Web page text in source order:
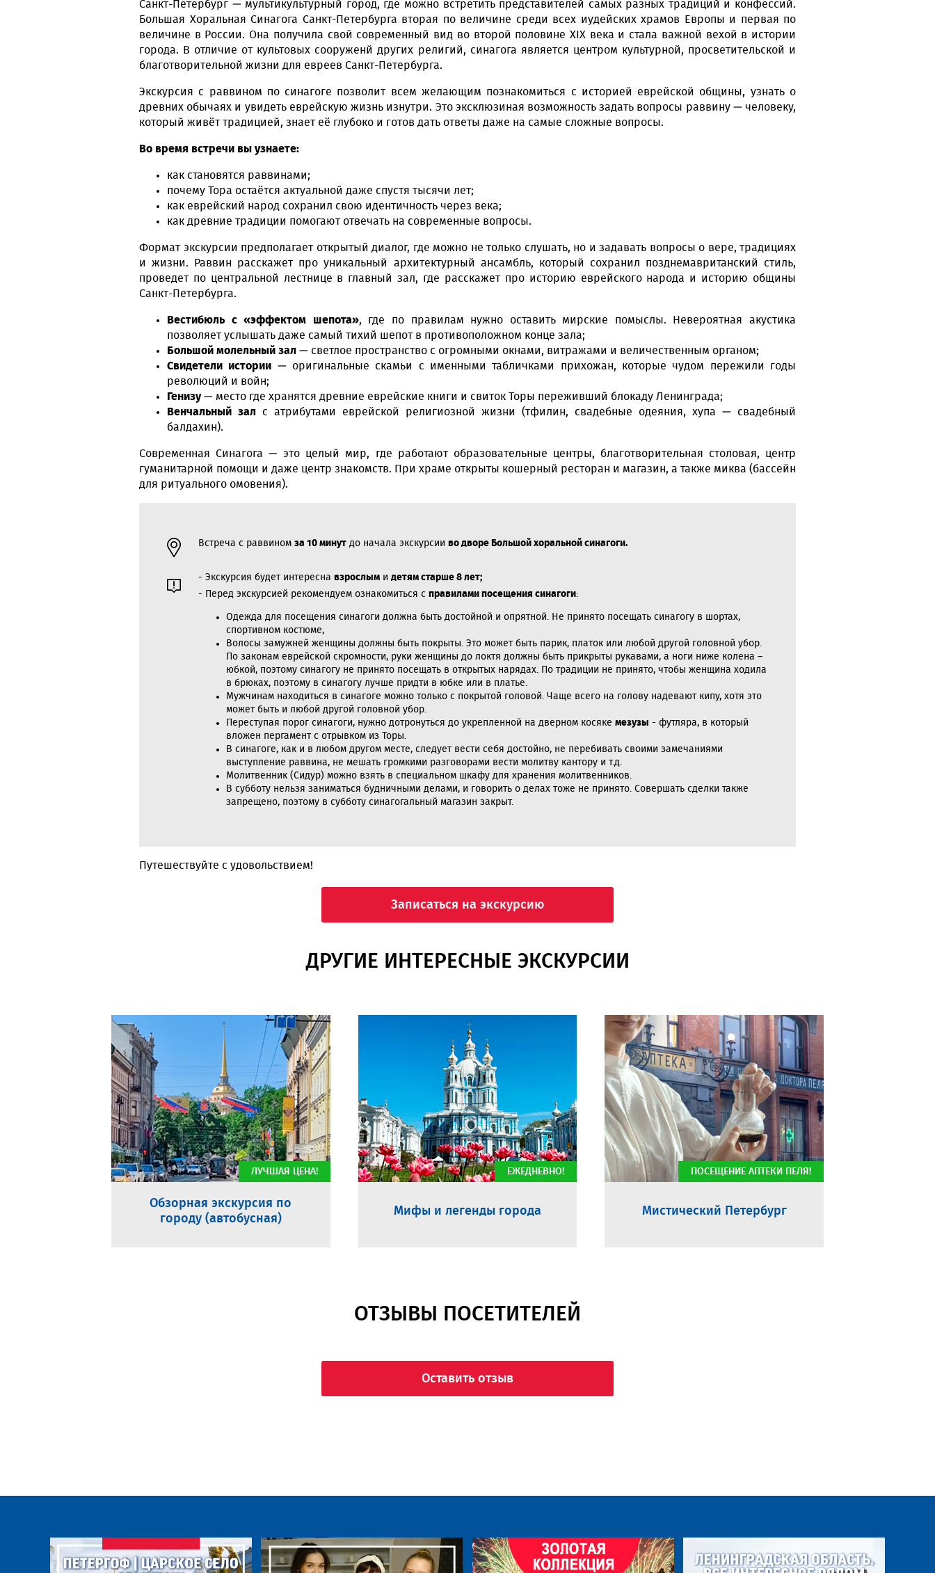
Санкт-Петербург — мультикультурный город, где можно встретить представителей самых разных традиций и конфессий.
Большая Хоральная Синагога Санкт-Петербурга вторая по величине среди всех иудейских храмов Европы и первая по
величине в России. Она получила свой современный вид во второй половине XIX века и стала важной вехой в истории
города. В отличие от культовых сооруженй других религий, синагога является центром культурной, просветительской и
благотворительной жизни для евреев Санкт-Петербурга.
Экскурсия с раввином по синагоге позволит всем желающим познакомиться с историей еврейской общины, узнать о
древних обычаях и увидеть еврейскую жизнь изнутри. Это эксклюзиная возможность задать вопросы раввину — человеку,
который живёт традицией, знает её глубоко и готов дать ответы даже на самые сложные вопросы.
Во время встречи вы узнаете:
как становятся раввинами;
почему Тора остаётся актуальной даже спустя тысячи лет;
как еврейский народ сохранил свою идентичность через века;
как древние традиции помогают отвечать на современные вопросы.
Формат экскурсии предполагает открытый диалог, где можно не только слушать, но и задавать вопросы о вере, традициях
и жизни. Раввин расскажет про уникальный архитектурный ансамбль, который сохранил позднемавританский стиль,
проведет по центральной лестнице в главный зал, где расскажет про историю еврейского народа и историю общины
Санкт-Петербурга.
Вестибюль с «эффектом шепота», где по правилам нужно оставить мирские помыслы. Невероятная акустика
позволяет услышать даже самый тихий шепот в противоположном конце зала;
Большой молельный зал — светлое пространство с огромными окнами, витражами и величественным органом;
Свидетели истории — оригинальные скамьи с именными табличками прихожан, которые чудом пережили годы
революций и войн;
Генизу— место где хранятся древние еврейские книги и свиток Торы переживший блокаду Ленинграда;
Венчальный зал с атрибутами еврейской религиозной жизни (тфилин, свадебные одеяния, хупа — свадебный
балдахин).
Современная Синагога — это целый мир, где работают образовательные центры, благотворительная столовая, центр
гуманитарной помощи и даже центр знакомств. При храме открыты кошерный ресторан и магазин, а также миква (бассейн
для ритуального омовения).
Встреча с раввином за 10 минут до начала экскурсии во дворе Большой хоральной синагоги.
- Экскурсия будет интересна взрослым и детям старше 8 лет;
- Перед экскурсией рекомендуем ознакомиться с правилами посещения синагоги:
Одежда для посещения синагоги должна быть достойной и опрятной. Не принято посещать синагогу в шортах,
спортивном костюме,
Волосы замужней женщины должны быть покрыты. Это может быть парик, платок или любой другой головной убор.
По законам еврейской скромности, руки женщины до локтя должны быть прикрыты рукавами, а ноги ниже колена –
юбкой, поэтому синагогу не принято посещать в открытых нарядах. По традиции не принято, чтобы женщина ходила
в брюках, поэтому в синагогу лучше придти в юбке или в платье.
Мужчинам находиться в синагоге можно только с покрытой головой. Чаще всего на голову надевают кипу, хотя это
может быть и любой другой головной убор.
Переступая порог синагоги, нужно дотронуться до укрепленной на дверном косяке мезузы - футляра, в который
вложен пергамент с отрывком из Торы.
В синагоге, как и в любом другом месте, следует вести себя достойно, не перебивать своими замечаниями
выступление раввина, не мешать громкими разговорами вести молитву кантору и т.д.
Молитвенник (Сидур) можно взять в специальном шкафу для хранения молитвенников.
В субботу нельзя заниматься будничными делами, и говорить о делах тоже не принято. Совершать сделки также
запрещено, поэтому в субботу синагогальный магазин закрыт.
Путешествуйте с удовольствием!
Записаться на экскурсию
ДРУГИЕ ИНТЕРЕСНЫЕ ЭКСКУРСИИ
Обзорная экскурсия по
городу (автобусная)
ЛУЧШАЯ ЦЕНА!
Мифы и легенды города
ЕЖЕДНЕВНО!
Мистический Петербург
ПОСЕЩЕНИЕ АПТЕКИ ПЕЛЯ!
ОТЗЫВЫ ПОСЕТИТЕЛЕЙ
Оставить отзыв